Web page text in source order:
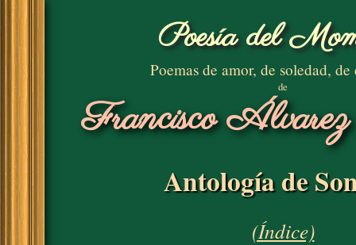
Poesía del
Poemas de amor, de soledad, de
de
Francisco
Antología de
(Índice)